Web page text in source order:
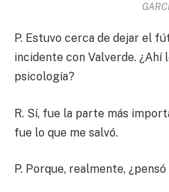
P. Estuvo cerca de dejar el
incidente con Valverde. ¿Ahí
psicología?
R. Sí, fue la parte más
fue lo que me salvó.
P. Porque, realmente,